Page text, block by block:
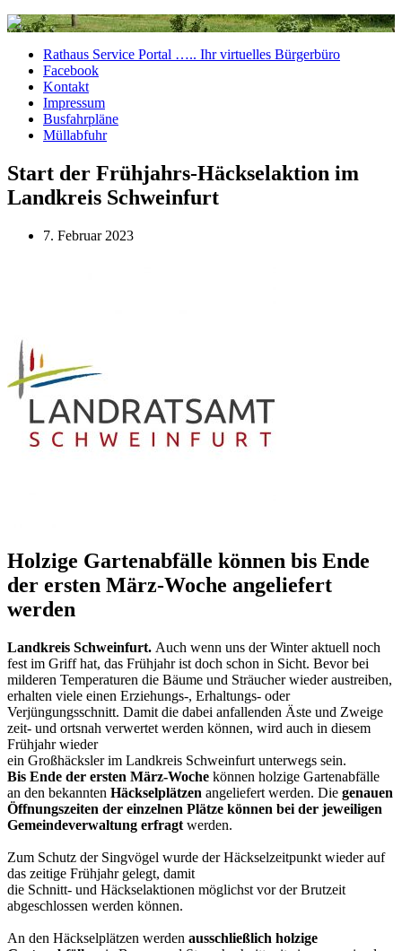
Rathaus Service Portal ….. Ihr virtuelles Bürgerbüro
Facebook
Kontakt
Impressum
Busfahrpläne
Müllabfuhr
Start der Frühjahrs-Häckselaktion im
Landkreis Schweinfurt
7. Februar 2023
Holzige Gartenabfälle können bis Ende
der ersten März-Woche angeliefert
werden
Landkreis Schweinfurt. Auch wenn uns der Winter aktuell noch
fest im Griff hat, das Frühjahr ist doch schon in Sicht. Bevor bei
milderen Temperaturen die Bäume und Sträucher wieder austreiben,
erhalten viele einen Erziehungs-, Erhaltungs- oder
Verjüngungsschnitt. Damit die dabei anfallenden Äste und Zweige
zeit- und ortsnah verwertet werden können, wird auch in diesem
Frühjahr wieder
ein Großhäcksler im Landkreis Schweinfurt unterwegs sein.
Bis Ende der ersten März-Woche können holzige Gartenabfälle
an den bekannten Häckselplätzen angeliefert werden. Die genauen
Öffnungszeiten der einzelnen Plätze können bei der jeweiligen
Gemeindeverwaltung erfragt werden.
Zum Schutz der Singvögel wurde der Häckselzeitpunkt wieder auf
das zeitige Frühjahr gelegt, damit
die Schnitt- und Häckselaktionen möglichst vor der Brutzeit
abgeschlossen werden können.
An den Häckselplätzen werden ausschließlich holzige